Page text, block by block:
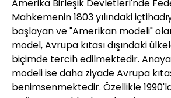
Amerika Birleşik Devletleri'nde
Mahkemenin 1803 yılındaki
başlayan ve "Amerikan modeli"
model, Avrupa kıtası dışındaki
biçimde tercih edilmektedir.
modeli ise daha ziyade Avrupa
benimsenmektedir. Özellikle